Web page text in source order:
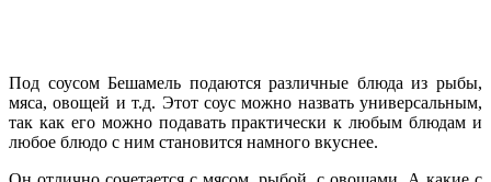
Под соусом Бешамель подаются различные блюда из рыбы,
мяса, овощей и т.д. Этот соус можно назвать универсальным,
так как его можно подавать практически к любым блюдам и
любое блюдо с ним становится намного вкуснее.